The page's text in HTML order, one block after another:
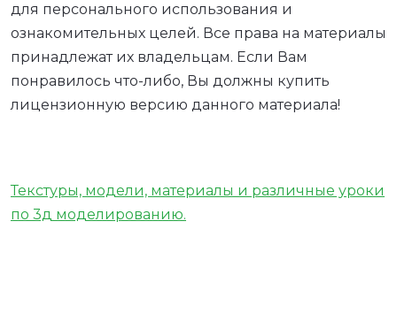
для персонального использования и
ознакомительных целей. Все права на материалы
принадлежат их владельцам. Если Вам
понравилось что-либо, Вы должны купить
лицензионную версию данного материала!
Текстуры, модели, материалы и различные уроки
по 3д моделированию.